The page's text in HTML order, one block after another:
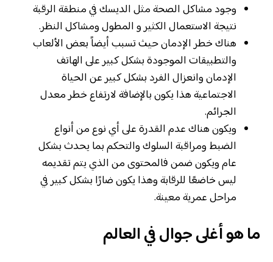
وجود مشاكل الصحة مثل الديسك في منطقة الرقبة
نتيجة الاستعمال الكثير و المطول ومشاكل النظر.
هناك خطر الإدمان حيث تسبب أيضاً بعض الألعاب
والتطبيقات الموجودة بشكل كبير على الهاتف
الإدمان وانعزال الفرد بشكل كبير عن الحياة
الاجتماعية هذا يكون بالإضافة لارتفاع خطر معدل
الجرائم.
ويكون هناك عدم القدرة على أي نوع من أنواع
الضبط ومراقبة السلوك والتحكم بما يحدث بشكل
عام ويكون ضمن فالمحتوى من الذي يتم تقديمه
ليس خاضعًا للرقابة وهذا يكون ضارًا بشكل كبير في
مراحل عمرية معينة.
ما هو أغلى جوال في العالم